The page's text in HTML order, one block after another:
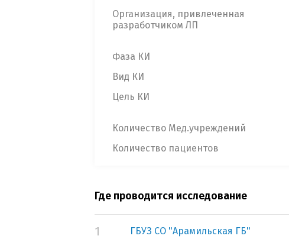
Организация, привлеченная
разработчиком ЛП
Фаза КИ
Вид КИ
Цель КИ
Количество Мед.учреждений
Количество пациентов
Где проводится исследование
1
ГБУЗ СО "Арамильская ГБ"